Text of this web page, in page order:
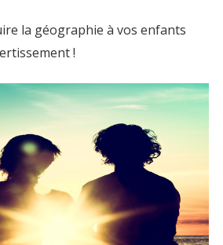
la géographie à vos enfants
!